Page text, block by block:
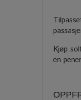
Kjøp
en